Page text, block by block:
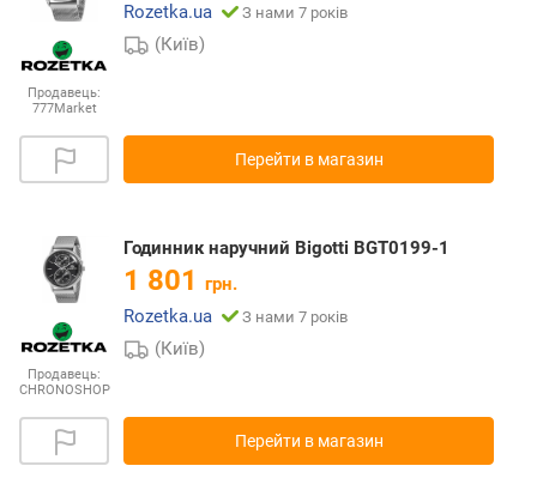
Продавець:
777Market
Rozetka.ua
З нами 7 років
(Київ)
Перейти в магазин
Продавець:
CHRONOSHOP
Годинник наручний Bigotti BGT0199-1
1 801 грн.
Rozetka.ua
З нами 7 років
(Київ)
Перейти в магазин